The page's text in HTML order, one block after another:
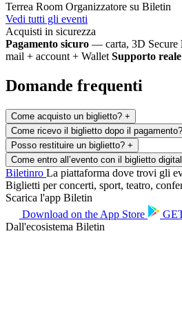
Terrea Room Organizzatore su Biletin
Vedi tutti gli eventi
Acquisti in sicurezza
Pagamento sicuro — carta, 3D Secure
mail + account + Wallet Supporto reale
Domande frequenti
Come acquisto un biglietto? +
Come ricevo il biglietto dopo il pagamento?
Posso restituire un biglietto? +
Come entro all’evento con il biglietto
Biletinro La piattaforma dove trovi gli
Biglietti per concerti, sport, teatro,
Scarica l'app Biletin
Download on the App Store
Dall'ecosistema Biletin